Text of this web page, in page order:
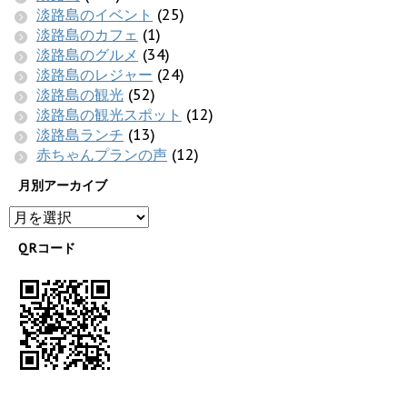
淡路島のイベント (25)
淡路島のカフェ (1)
淡路島のグルメ (34)
淡路島のレジャー (24)
淡路島の観光 (52)
淡路島の観光スポット (12)
淡路島ランチ (13)
赤ちゃんプランの声 (12)
月別アーカイブ
QRコード